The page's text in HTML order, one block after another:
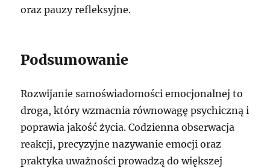
oraz pauzy refleksyjne.
Podsumowanie
Rozwijanie samoświadomości emocjonalnej to
droga, który wzmacnia równowagę psychiczną i
poprawia jakość życia. Codzienna obserwacja
reakcji, precyzyjne nazywanie emocji oraz
praktyka uważności prowadzą do większej